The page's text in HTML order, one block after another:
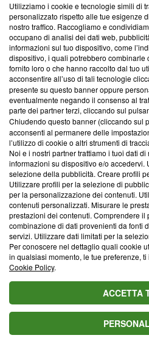
Questa sezione offre informazioni
News, sui nostri processi
creare news di qualità. Inoltre,
‘Trust Project - News with Integrity’
ancora membro del programma,
parte; Trust Project non ha
conformità agli standard.
Su di noi
Team editoriale
Corporate
Redazione
Informativa Privacy
Cookie Policy
Blasting SA, IDI CHE-
Lugano (Svizzera) Tel:+39
© 2026 Blasting News
Utilizziamo i cookie e tecnologie simili di
personalizzato rispetto alle tue esigenze
nostro traffico. Raccogliamo e
occupano di analisi dei dati web,
informazioni sul tuo dispositivo, come
dispositivo, i quali potrebbero combinarle
fornito loro o che hanno raccolto dal tuo
acconsentire all’uso di tali tecnologie
presente su questo banner oppure
eventualmente negando il consenso al
parte dei partner terzi, cliccando sul
Chiudendo questo banner (cliccando sul
acconsenti al permanere delle
l’utilizzo di cookie o altri strumenti di
Noi e i nostri partner trattiamo i tuoi dati
informazioni su dispositivo e/o accedervi.
selezione della pubblicità. Creare profili
Utilizzare profili per la selezione di
per la personalizzazione dei contenuti.
contenuti personalizzati. Misurare le
prestazioni dei contenuti. Comprendere il
combinazione di dati provenienti da fonti
servizi. Utilizzare dati limitati per la
Per conoscere nel dettaglio quali cookie
in qualsiasi momento, le tue preferenze,
Cookie Policy.
ACCETTA